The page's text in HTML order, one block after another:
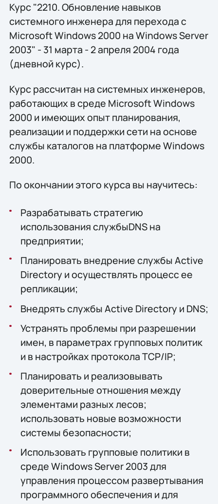
Курс "2210. Обновление навыков
системного инженера для перехода с
Microsoft Windows 2000 на Windows Server
2003" - 31 марта - 2 апреля 2004 года
(дневной курс).
Курс рассчитан на системных инженеров,
работающих в среде Microsoft Windows
2000 и имеющих опыт планирования,
реализации и поддержки сети на основе
службы каталогов на платформе Windows
2000.
По окончании этого курса вы научитесь:
Разрабатывать стратегию
использования службыDNS на
предприятии;
Планировать внедрение службы Active
Directory и осуществлять процесс ее
репликации;
Внедрять службы Active Directory и DNS;
Устранять проблемы при разрешении
имен, в параметрах групповых политик
и в настройках протокола TCP/IP;
Планировать и реализовывать
доверительные отношения между
элементами разных лесов;
использовать новые возможности
системы безопасности;
Использовать групповые политики в
среде Windows Server 2003 для
управления процессом развертывания
программного обеспечения и для